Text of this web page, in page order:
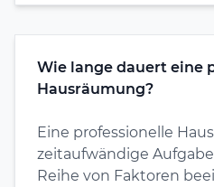
Wie lange dauert eine
Hausräumung?
Eine professionelle
zeitaufwändige
Reihe von Faktoren